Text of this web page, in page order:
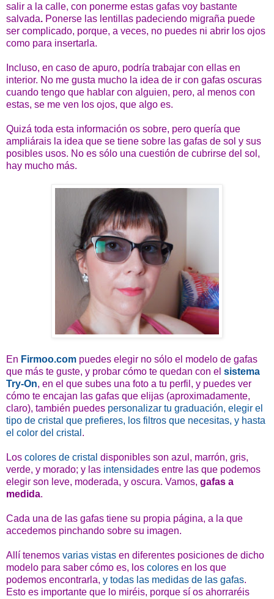
salir a la calle, con ponerme estas gafas voy bastante
salvada. Ponerse las lentillas padeciendo migraña puede
ser complicado, porque, a veces, no puedes ni abrir los ojos
como para insertarla.
Incluso, en caso de apuro, podría trabajar con ellas en
interior. No me gusta mucho la idea de ir con gafas oscuras
cuando tengo que hablar con alguien, pero, al menos con
estas, se me ven los ojos, que algo es.
Quizá toda esta información os sobre, pero quería que
ampliárais la idea que se tiene sobre las gafas de sol y sus
posibles usos. No es sólo una cuestión de cubrirse del sol,
hay mucho más.
En Firmoo.com puedes elegir no sólo el modelo de gafas
que más te guste, y probar cómo te quedan con el sistema
Try-On, en el que subes una foto a tu perfil, y puedes ver
cómo te encajan las gafas que elijas (aproximadamente,
claro), también puedes personalizar tu graduación, elegir el
tipo de cristal que prefieres, los filtros que necesitas, y hasta
el color del cristal .
Los colores de cristal disponibles son azul, marrón, gris,
verde, y morado; y las intensidades entre las que podemos
elegir son leve, moderada, y oscura. Vamos, gafas a
medida.
Cada una de las gafas tiene su propia página, a la que
accedemos pinchando sobre su imagen.
Allí tenemos varias vistas en diferentes posiciones de dicho
modelo para saber cómo es, los colores en los que
podemos encontrarla, y todas las medidas de las gafas.
Esto es importante que lo miréis, porque sí os ahorraréis